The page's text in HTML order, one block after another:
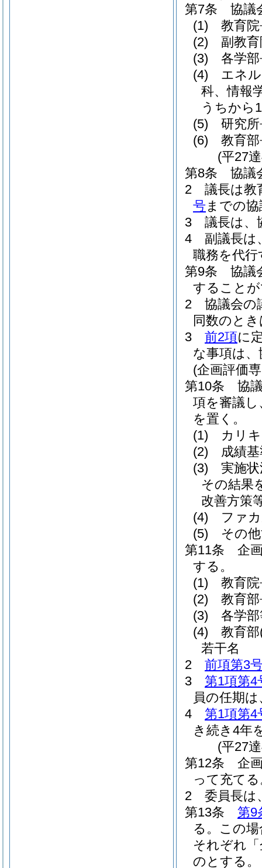
第7条
協議
(1)
教育
(2)
副教
(3)
各学
(4)
エネ
科、情報
うちから
(5)
研究
(6)
教育
(平27
第8条
協議
2
議長は教
号までの
3
議長は、
4
副議長は
職務を代行
第9条
協議
すること
2
協議会の
同数のと
3
前2項に
な事項は
(企画評価
第10条
協
項を審議
を置く。
(1)
カリ
(2)
成績
(3)
実施
その結果
改善方策
(4)
ファ
(5)
その
第11条
企
する。
(1)
教育
(2)
教育
(3)
各学
(4)
教育部
若干名
2
前項第3
3
第1項第4
員の任期
4
第1項第4
き続き4年
(平27
第12条
企
って充て
2
委員長は
第13条
第9
る。 この
それぞれ
のとする。